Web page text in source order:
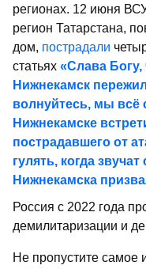
регионах. 12 июня
регион Татарстана,
дом, пострадали
статьях «Слава
Нижнекамск
волнуйтесь, мы всё
Нижнекамске
пострадавшего от
гулять, когда
Нижнекамска
Россия с 2022 года
демилитаризации и
Не пропустите самое